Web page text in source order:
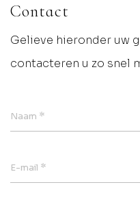
Contact
Gelieve hieronder uw
contacteren u zo snel
Naam *
E-mail *